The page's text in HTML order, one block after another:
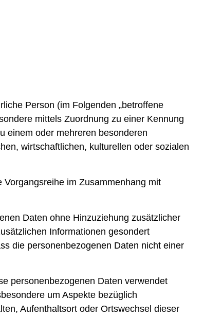
Person (im Folgenden „betroffene
mittels Zuordnung zu einer Kennung
einem oder mehreren besonderen
wirtschaftlichen, kulturellen oder sozialen
Vorgangsreihe im Zusammenhang mit
Daten ohne Hinzuziehung zusätzlicher
Informationen gesondert
die personenbezogenen Daten nicht einer
personenbezogenen Daten verwendet
um Aspekte bezüglich
Aufenthaltsort oder Ortswechsel dieser